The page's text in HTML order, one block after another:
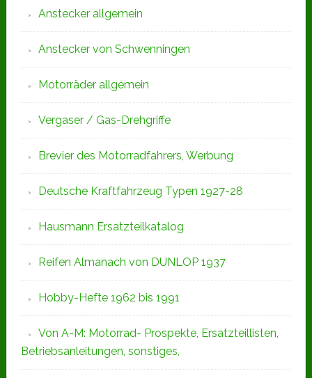
Anstecker allgemein
Anstecker von Schwenningen
Motorräder allgemein
Vergaser / Gas-Drehgriffe
Brevier des Motorradfahrers, Werbung
Deutsche Kraftfahrzeug Typen 1927-28
Hausmann Ersatzteilkatalog
Reifen Almanach von DUNLOP 1937
Hobby-Hefte 1962 bis 1991
Von A-M: Motorrad- Prospekte, Ersatzteillisten,
Betriebsanleitungen, sonstiges,